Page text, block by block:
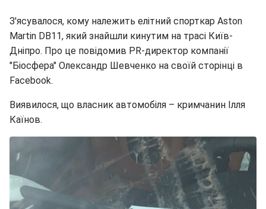
З'ясувалося, кому належить елітний спорткар Aston
Martin DB11, який знайшли кинутим на трасі Київ-
Дніпро. Про це повідомив PR-директор компанії
"Біосфера" Олександр Шевченко на своїй сторінці в
Facebook.
Виявилося, що власник автомобіля – кримчанин Ілля
Каїнов.